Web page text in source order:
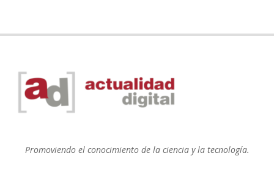
Promoviendo el conocimiento de la ciencia y la tecnología.